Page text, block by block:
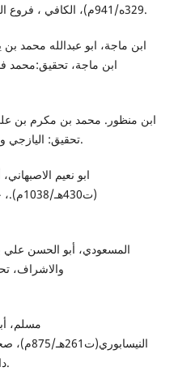
329ه/941م)، الكافي ، فروع الكافي، منشورات الفجر(بيروت:2007).
ابن ماجة، تحقيق:محمد
تحقيق: اليازجي واخرون، دار صادر، ط3(بيروت: 1994).
والاشراف،
دار احياء الكتب العربية (القاهرة:1991).